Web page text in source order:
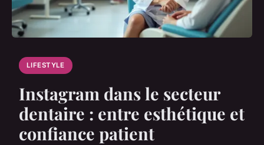
LIFESTYLE
Instagram dans le secteur
dentaire : entre esthétique et
confiance patient